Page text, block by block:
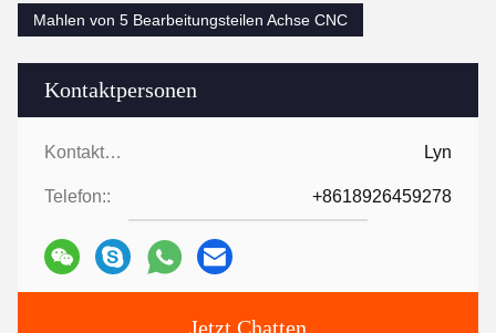
Kontaktpersonen
Kontaktpersonen: Lyn
Telefon:: +8618926459278
Jetzt Chatten
Mahlen von 5 Bearbeitungsteilen Achse CNC